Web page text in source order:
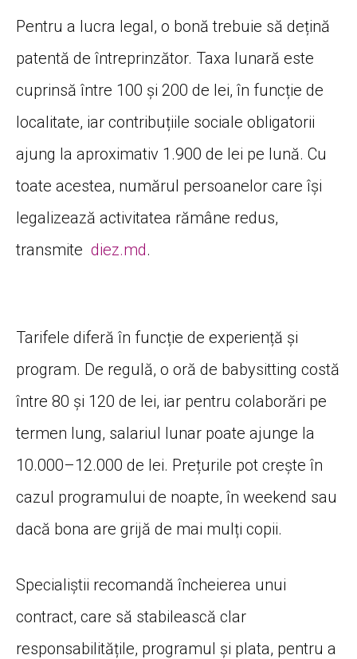
Pentru a lucra legal, o bonă trebuie să dețină
patentă de întreprinzător. Taxa lunară este
cuprinsă între 100 și 200 de lei, în funcție de
localitate, iar contribuțiile sociale obligatorii
ajung la aproximativ 1.900 de lei pe lună. Cu
toate acestea, numărul persoanelor care își
legalizează activitatea rămâne redus,
transmite diez.md.
Tarifele diferă în funcție de experiență și
program. De regulă, o oră de babysitting costă
între 80 și 120 de lei, iar pentru colaborări pe
termen lung, salariul lunar poate ajunge la
10.000–12.000 de lei. Prețurile pot crește în
cazul programului de noapte, în weekend sau
dacă bona are grijă de mai mulți copii.
Specialiștii recomandă încheierea unui
contract, care să stabilească clar
responsabilitățile, programul și plata, pentru a